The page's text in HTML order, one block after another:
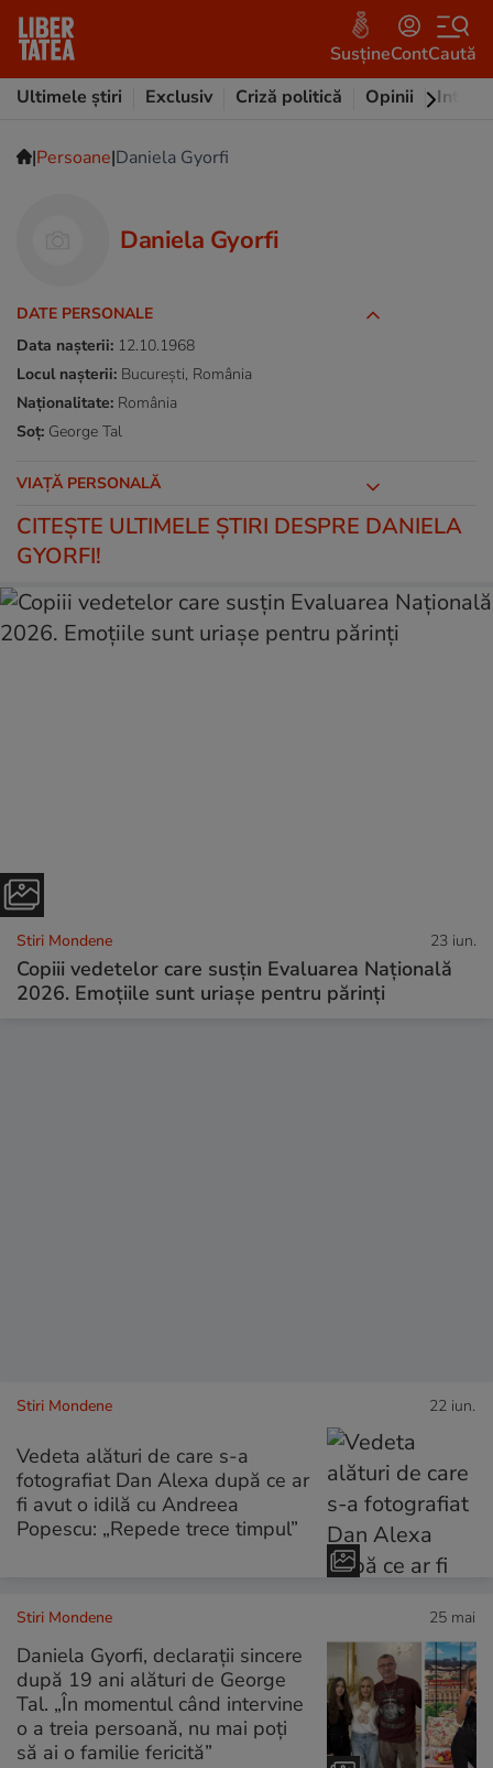
SusțineContCaută
Ultimele știri
Exclusiv Criză politică Opinii
|Persoane|Daniela Gyorfi
Daniela Gyorfi
DATE PERSONALE
Data nașterii: 12.10.1968
Locul nașterii: București, România
Naționalitate: România
Soț: George Tal
VIAȚĂ PERSONALĂ
CITEŞTE ULTIMELE ŞTIRI DESPRE DANIELA
GYORFI!
Stiri Mondene 23 iun.
Copiii vedetelor care susțin Evaluarea Națională
2026. Emoțiile sunt uriașe pentru părinți
Stiri Mondene 22 iun.
Vedeta alături de care s-a
fotografiat Dan Alexa după ce ar
fi avut o idilă cu Andreea
Popescu: „Repede trece timpul”
Stiri Mondene 25 mai
Daniela Gyorfi, declarații sincere
după 19 ani alături de George
Tal. „În momentul când intervine
o a treia persoană, nu mai poți
să ai o familie fericită”